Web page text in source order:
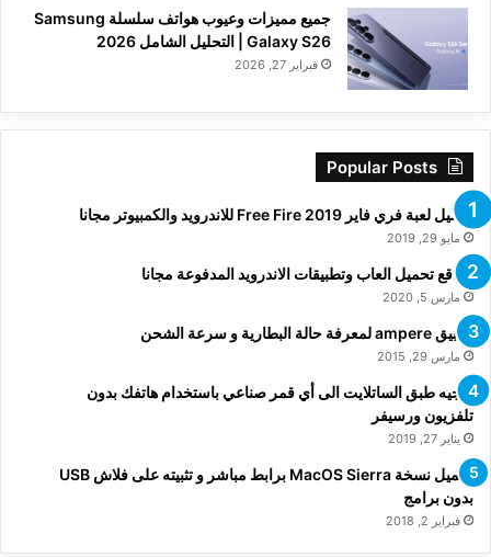
جميع مميزات وعيوب هواتف سلسلة Samsung
Galaxy S26 | التحليل الشامل 2026
فبراير 27, 2026
Popular Posts
تحميل لعبة فري فاير Free Fire 2019 للاندرويد والكمبيوتر مجانا
مايو 29, 2019
مواقع تحميل العاب وتطبيقات الاندرويد المدفوعة مجانا
مارس 5, 2020
تطبيق ampere لمعرفة حالة البطارية و سرعة الشحن
مارس 29, 2015
توجيه طبق الساتلايت الى أي قمر صناعي باستخدام هاتفك بدون
تلفزيون ورسيفر
يناير 27, 2019
تحميل نسخة MacOS Sierra برابط مباشر و تثبيته على فلاش USB
بدون برامج
فبراير 2, 2018